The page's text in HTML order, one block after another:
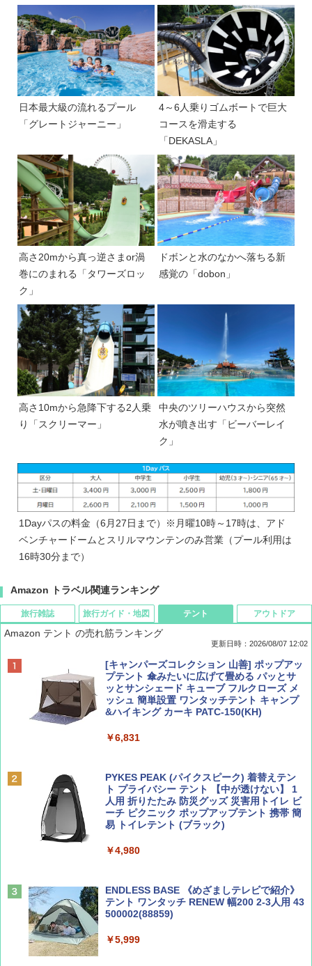
日本最大級の流れるプール
「グレートジャーニー」
4～6人乗りゴムボートで巨大
コースを滑走する
「DEKASLA」
高さ20mから真っ逆さまor渦
巻にのまれる「タワーズロッ
ク」
ドボンと水のなかへ落ちる新
感覚の「dobon」
高さ10mから急降下する2人乗
り「スクリーマー」
中央のツリーハウスから突然
水が噴き出す「ビーバーレイ
ク」
1Dayパスの料金（6月27日まで）※月曜10時～17時は、アド
ベンチャードームとスリルマウンテンのみ営業（プール利用は
16時30分まで）
Amazon トラベル関連ランキング
旅行雑誌
ディズニーファン ２０２６年 ９月号 [雑
誌] (ＤＩＳＮＥＹ ＦＡＮ)
￥713
￥1,500
旅行ガイド・地図
D40 地球の歩き方 チェンマイ タイ北部の魅
力的な町 2026～2027 地球の歩き方D アジア
￥2,079
￥2,479
ァキア 2026～2027 地球の歩き方A ヨーロッ
テント
Amazon テント の売れ筋ランキング
更新日時：2026/08/07 12:02
[キャンパーズコレクション 山善] ポップアッ
プテント 傘みたいに広げて畳める パッとサ
ッとサンシェード キューブ フルクローズ メ
ッシュ 簡単設置 ワンタッチテント キャンプ
&ハイキング カーキ PATC-150(KH)
￥6,831
PYKES PEAK (パイクスピーク) 着替えテン
ト プライバシー テント 【中が透けない】 1
人用 折りたたみ 防災グッズ 災害用トイレ ビ
ーチ ピクニック ポップアップテント 携帯 簡
易 トイレテント (ブラック)
￥4,980
ENDLESS BASE 《めざましテレビで紹介》
テント ワンタッチ RENEW 幅200 2-3人用 43
500002(88859)
￥5,999
アウトドア